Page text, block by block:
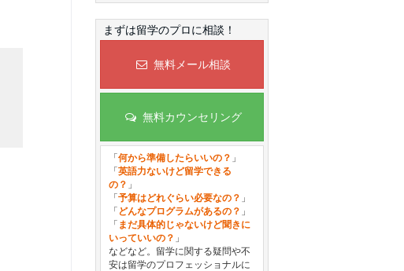
まずは留学のプロに相談！
無料メール相談
無料カウンセリング
「 何から準備したらいいの？ 」
「 英語力ないけど留学できる
の？ 」
「 予算はどれぐらい必要なの？ 」
「 どんなプログラムがあるの？ 」
「 まだ具体的じゃないけど聞きに
いっていいの？ 」
などなど。留学に関する疑問や不
安は留学のプロフェッショナルに